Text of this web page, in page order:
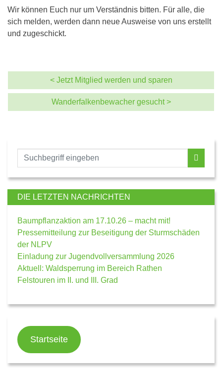
Wir können Euch nur um Verständnis bitten. Für alle, die
sich melden, werden dann neue Ausweise von uns erstellt
und zugeschickt.
< Jetzt Mitglied werden und sparen
Wanderfalkenbewacher gesucht >
DIE LETZTEN NACHRICHTEN
Baumpflanzaktion am 17.10.26 – macht mit!
Pressemitteilung zur Beseitigung der Sturmschäden
der NLPV
Einladung zur Jugendvollversammlung 2026
Aktuell: Waldsperrung im Bereich Rathen
Felstouren im II. und III. Grad
Startseite